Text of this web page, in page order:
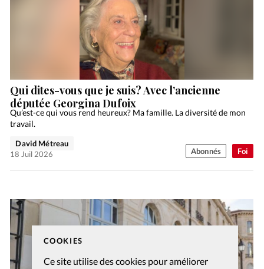
COOKIES
Ce site utilise des cookies pour améliorer
Foi
Qui dites-vous que je suis? Avec l’ancienne
députée Georgina Dufoix
Qu’est-ce qui vous rend heureux? Ma famille. La diversité de mon
travail.
David Métreau
18 Juil 2026
Abonnés